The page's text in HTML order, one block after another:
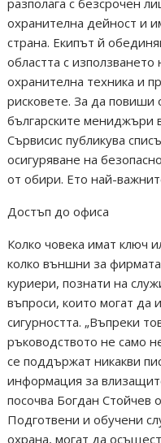
разполага с безсрочен
охранителна дейност и
страна. Екипът й
областта с
охранителна техника и
рисковете. За да повиши
българските мениджъри
Сървисис публикува
осигуряване на
от обири. Ето най-
Достъп до офиса
Колко човека имат ключ
колко външни за
куриери, познати на
въпроси, които могат да
сигурността. „Въпреки
ръководството не само
се поддържат никакви
информация за
посочва Богдан Стойчев
Подготвени и обучени
охрана, могат да